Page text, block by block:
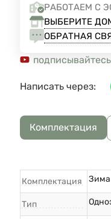
РАБОТАЕМ С
ВЫБЕРИТЕ
ОБРАТНАЯ
Написать через:
Комплектация
Комплектация Зима
Тип